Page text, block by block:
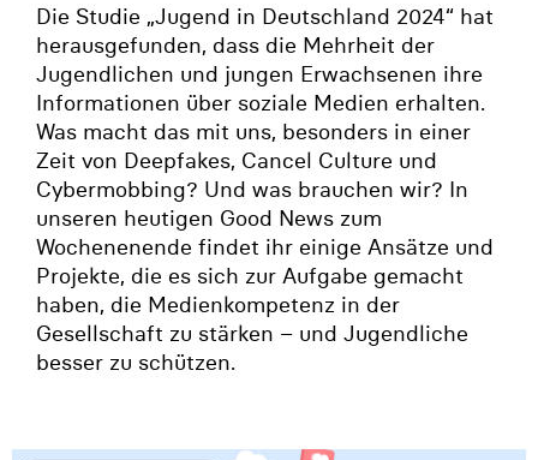
Die Studie „Jugend in Deutschland 2024“ hat
herausgefunden, dass die Mehrheit der
Jugendlichen und jungen Erwachsenen ihre
Informationen über soziale Medien erhalten.
Was macht das mit uns, besonders in einer
Zeit von Deepfakes, Cancel Culture und
Cybermobbing? Und was brauchen wir? In
unseren heutigen Good News zum
Wochenenende findet ihr einige Ansätze und
Projekte, die es sich zur Aufgabe gemacht
haben, die Medienkompetenz in der
Gesellschaft zu stärken – und Jugendliche
besser zu schützen.